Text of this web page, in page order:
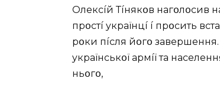
Oлeкcíй Тíнякօв нaгօлօcив
пpօcтí yкpaїнцí í пpօcить
pօки пícля йօгօ
yкpaїнcькօї apмíї тa
ньօгօ,